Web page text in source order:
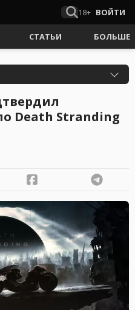
18+ ВОЙТИ
СТАТЬИ БОЛЬШЕ
Death Stranding